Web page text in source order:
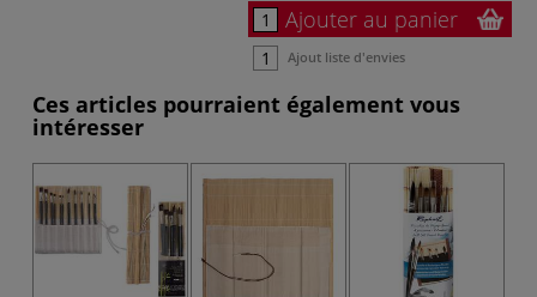
Ajouter au panier
Ajout liste d'envies
Ces articles pourraient également vous
intéresser